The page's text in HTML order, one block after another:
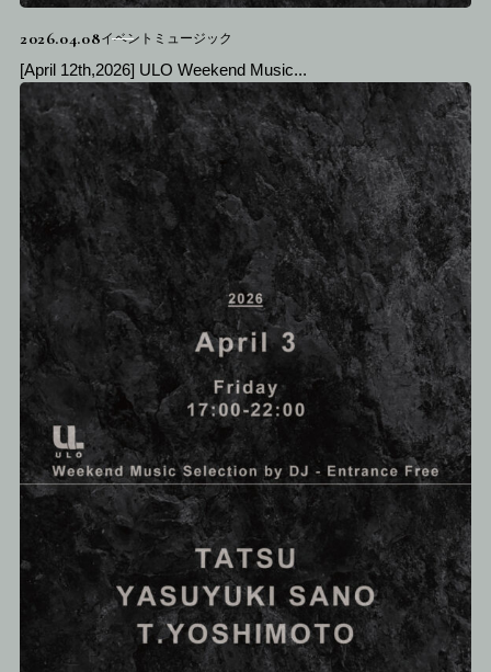
2026.04.08イベントミュージック
[April 12th,2026] ULO Weekend Music...